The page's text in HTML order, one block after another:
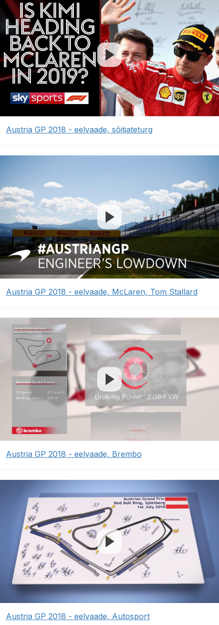
Austria GP 2018 - eelvaade, sõitjateturg
Austria GP 2018 - eelvaade, McLaren, Tom Stallard
Austria GP 2018 - eelvaade, Brembo
Austria GP 2018 - eelvaade, Autosport